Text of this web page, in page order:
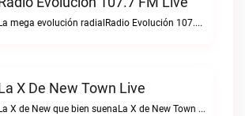
La mega evolución radialRadio Evolución 107.7 FM live
X De New Town Live
La X de New que bien suenaLa X de New Town live